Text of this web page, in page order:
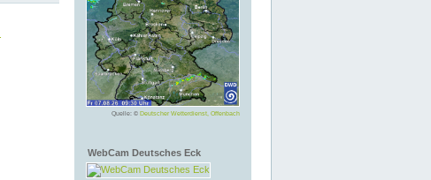
Quelle: © Deutscher Wetterdienst, Offenbach
WebCam Deutsches Eck